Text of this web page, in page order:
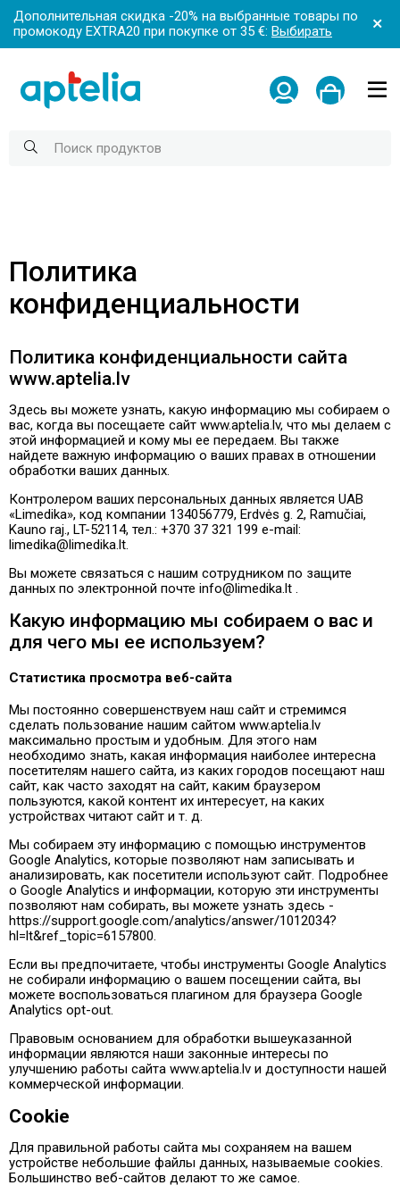
Дополнительная скидка -20% на выбранные товары по
промокоду EXTRA20 при покупке от 35 €: Выбирать
Политика
конфиденциальности
Политика конфиденциальности сайта
www.aptelia.lv
Здесь вы можете узнать, какую информацию мы собираем о
вас, когда вы посещаете сайт www.aptelia.lv, что мы делаем с
этой информацией и кому мы ее передаем. Вы также
найдете важную информацию о ваших правах в отношении
обработки ваших данных.
Контролером ваших персональных данных является UAB
«Limedika», код компании 134056779, Erdvės g. 2, Ramučiai,
Kauno raj., LT-52114, тел.: +370 37 321 199 e-mail:
limedika@limedika.lt.
Вы можете связаться с нашим сотрудником по защите
данных по электронной почте info@limedika.lt .
Какую информацию мы собираем о вас и
для чего мы ее используем?
Статистика просмотра веб-сайта
Мы постоянно совершенствуем наш сайт и стремимся
сделать пользование нашим сайтом www.aptelia.lv
максимально простым и удобным. Для этого нам
необходимо знать, какая информация наиболее интересна
посетителям нашего сайта, из каких городов посещают наш
сайт, как часто заходят на сайт, каким браузером
пользуются, какой контент их интересует, на каких
устройствах читают сайт и т. д.
Мы собираем эту информацию с помощью инструментов
Google Analytics, которые позволяют нам записывать и
анализировать, как посетители используют сайт. Подробнее
о Google Analytics и информации, которую эти инструменты
позволяют нам собирать, вы можете узнать здесь -
https://support.google.com/analytics/answer/1012034?
hl=lt&ref_topic=6157800.
Если вы предпочитаете, чтобы инструменты Google Analytics
не собирали информацию о вашем посещении сайта, вы
можете воспользоваться плагином для браузера Google
Analytics opt-out.
Правовым основанием для обработки вышеуказанной
информации являются наши законные интересы по
улучшению работы сайта www.aptelia.lv и доступности нашей
коммерческой информации.
Cookie
Для правильной работы сайта мы сохраняем на вашем
устройстве небольшие файлы данных, называемые cookies.
Большинство веб-сайтов делают то же самое.